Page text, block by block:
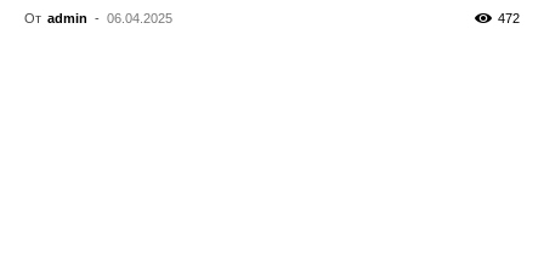
От admin - 06.04.2025 472